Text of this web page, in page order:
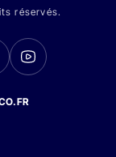
réservés.